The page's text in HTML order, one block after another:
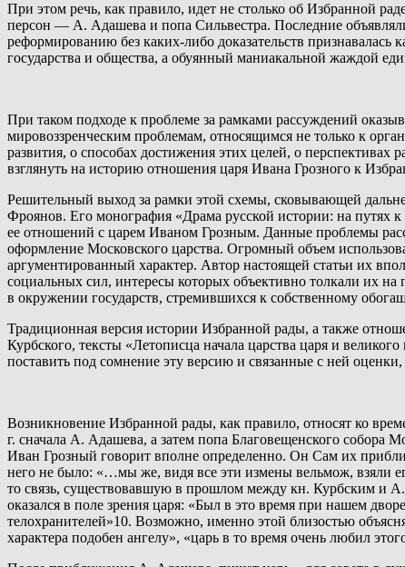
При этом речь, как правило, идет не столько об Избранной
персон — А. Адашева и попа Сильвестра. Последние
реформированию без каких-либо доказательств
государства и общества, а обуянный маниакальной жаждой
При таком подходе к проблеме за рамками рассуждений
мировоззренческим проблемам, относящимся не только к
развития, о способах достижения этих целей, о перспективах
взглянуть на историю отношения царя Ивана Грозного к
Решительный выход за рамки этой схемы, сковывающей
Фроянов. Его монография «Драма русской истории: на путях
ее отношений с царем Иваном Грозным. Данные проблемы
оформление Московского царства. Огромный объем
аргументированный характер. Автор настоящей статьи их
социальных сил, интересы которых объективно толкали их на
в окружении государств, стремившихся к собственному
Традиционная версия истории Избранной рады, а также
Курбского, тексты «Летописца начала царства царя и
поставить под сомнение эту версию и связанные с ней
Возникновение Избранной рады, как правило, относят ко
г. сначала А. Адашева, а затем попа Благовещенского
Иван Грозный говорит вполне определенно. Он Сам их
него не было: «…мы же, видя все эти измены вельмож, взяли
то связь, существовавшую в прошлом между кн. Курбским и
оказался в поле зрения царя: «Был в это время при нашем
телохранителей»10. Возможно, именно этой близостью
характера подобен ангелу», «царь в то время очень любил